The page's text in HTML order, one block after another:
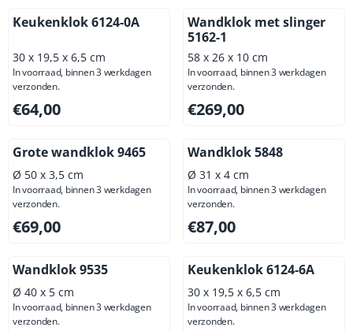
Keukenklok 6124-0A
30 x 19,5 x 6,5 cm
In voorraad, binnen 3 werkdagen
verzonden.
Prijs: 64,00, exclusief btw: 52,89
€64,00
Wandklok met slinger
5162-1
58 x 26 x 10 cm
In voorraad, binnen 3 werkdagen
verzonden.
Prijs: 269,00, exclusief btw:
€269,00
Grote wandklok 9465
Ø 50 x 3,5 cm
In voorraad, binnen 3 werkdagen
verzonden.
Prijs: 69,00, exclusief btw: 57,02
€69,00
Wandklok 5848
Ø 31 x 4 cm
In voorraad, binnen 3 werkdagen
verzonden.
Prijs: 87,00, exclusief btw:
€87,00
Wandklok 9535
Ø 40 x 5 cm
In voorraad, binnen 3 werkdagen
verzonden.
Keukenklok 6124-6A
30 x 19,5 x 6,5 cm
In voorraad, binnen 3 werkdagen
verzonden.